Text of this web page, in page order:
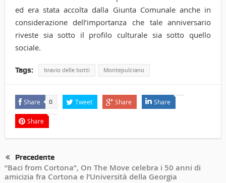
ed era stata accolta dalla Giunta Comunale anche in
considerazione dell’importanza che tale anniversario
riveste sia sotto il profilo culturale sia sotto quello
sociale.
Tags: bravio delle botti Montepulciano
Share 0 Tweet Share Share
Share
Precedente
“Baci from Cortona”, On The Move celebra i 50 anni di
amicizia fra Cortona e l’Università della Georgia